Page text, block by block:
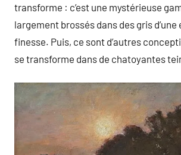
transforme : c’est une mystérieuse
largement brossés dans des gris d’une
finesse. Puis, ce sont d’autres
se transforme dans de chatoyantes